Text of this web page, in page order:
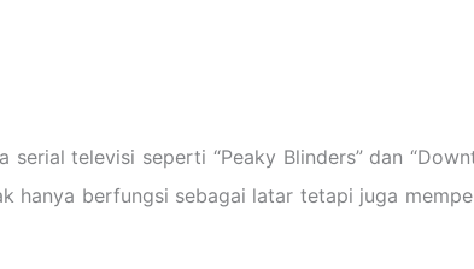
serial televisi seperti “Peaky Blinders” dan
hanya berfungsi sebagai latar tetapi juga